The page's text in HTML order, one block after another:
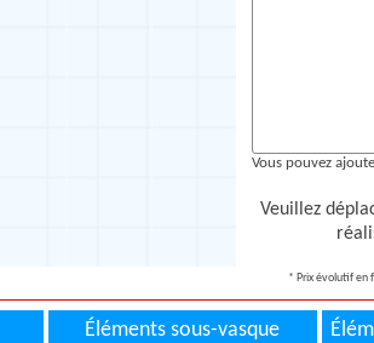
Vous pouvez
Veuillez
* Prix évolutif en
Éléments sous-vasque